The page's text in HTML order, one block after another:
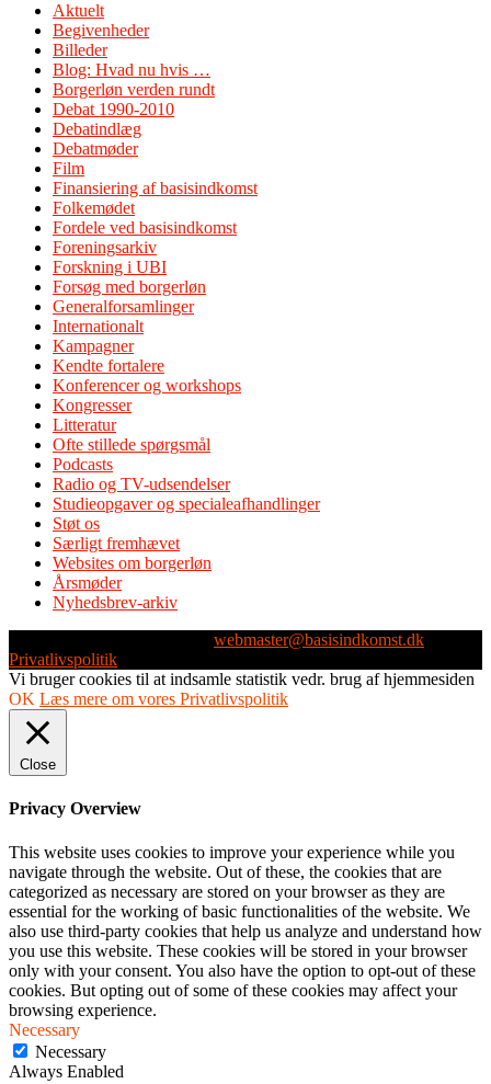
Aktuelt
Begivenheder
Billeder
Blog: Hvad nu hvis …
Borgerløn verden rundt
Debat 1990-2010
Debatindlæg
Debatmøder
Film
Finansiering af basisindkomst
Folkemødet
Fordele ved basisindkomst
Foreningsarkiv
Forskning i UBI
Forsøg med borgerløn
Generalforsamlinger
Internationalt
Kampagner
Kendte fortalere
Konferencer og workshops
Kongresser
Litteratur
Ofte stillede spørgsmål
Podcasts
Radio og TV-udsendelser
Studieopgaver og specialeafhandlinger
Støt os
Særligt fremhævet
Websites om borgerløn
Årsmøder
Nyhedsbrev-arkiv
webmaster@basisindkomst.dk
Privatlivspolitik
Vi bruger cookies til at indsamle statistik vedr. brug af hjemmesiden
OK Læs mere om vores Privatlivspolitik
Close
Privacy Overview
This website uses cookies to improve your experience while you
navigate through the website. Out of these, the cookies that are
categorized as necessary are stored on your browser as they are
essential for the working of basic functionalities of the website. We
also use third-party cookies that help us analyze and understand how
you use this website. These cookies will be stored in your browser
only with your consent. You also have the option to opt-out of these
cookies. But opting out of some of these cookies may affect your
browsing experience.
Necessary
Necessary
Always Enabled